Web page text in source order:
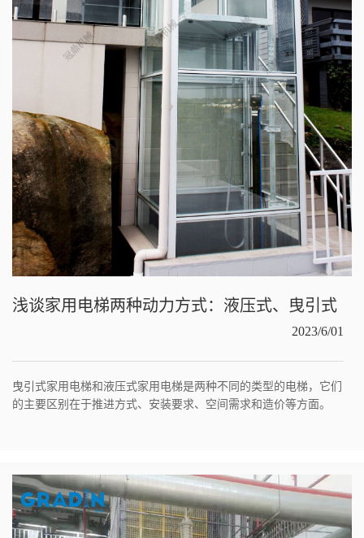
浅谈家用电梯两种动力方式：液压式、曳引式
2023/6/01
曳引式家用电梯和液压式家用电梯是两种不同的类型的电梯，它们
的主要区别在于推进方式、安装要求、空间需求和造价等方面。